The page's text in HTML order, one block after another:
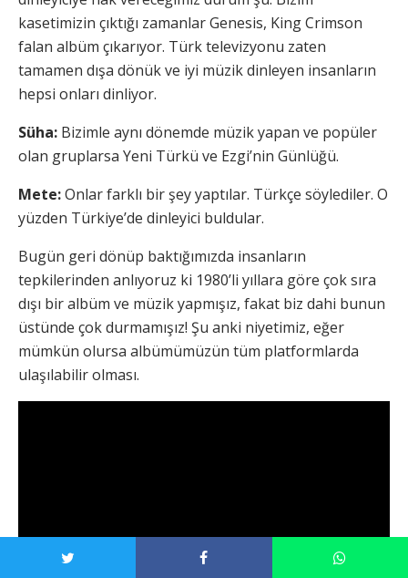
kasetimizin çıktığı zamanlar Genesis, King Crimson
falan albüm çıkarıyor. Türk televizyonu zaten
tamamen dışa dönük ve iyi müzik dinleyen insanların
hepsi onları dinliyor.
Süha: Bizimle aynı dönemde müzik yapan ve popüler
olan gruplarsa Yeni Türkü ve Ezgi’nin Günlüğü.
Mete:Onlar farklı bir şey yaptılar. Türkçe söylediler. O
yüzden Türkiye’de dinleyici buldular.
Bugün geri dönüp baktığımızda insanların
tepkilerinden anlıyoruz ki 1980’li yıllara göre çok sıra
dışı bir albüm ve müzik yapmışız, fakat biz dahi bunun
üstünde çok durmamışız! Şu anki niyetimiz, eğer
mümkün olursa albümümüzün tüm platformlarda
ulaşılabilir olması.